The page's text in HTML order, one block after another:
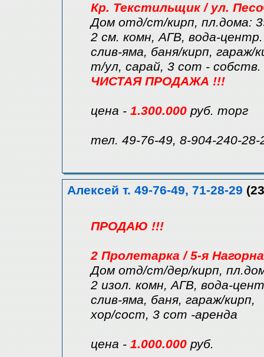
Кр. Текстильщик / ул.
Дом отд/ст/кирп, пл.дома:
2 см. комн, АГВ, вода-центр.
слив-яма, баня/кирп, гараж/
т/ул, сарай, 3 сот - собств.
ЧИСТАЯ ПРОДАЖА !!!
цена - 1.300.000 руб. торг
тел. 49-76-49, 8-904-240-28-
Алексей т. 49-76-49, 71-28-29
ПРОДАЮ !!!
2 Пролетарка / 5-я
Дом отд/ст/дер/кирп,
2 изол. комн, АГВ, вода-
слив-яма, баня, гараж/кирп,
хор/сост, 3 сот -аренда
цена - 1.000.000 руб.